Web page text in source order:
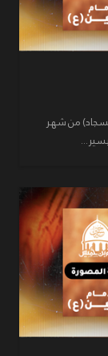
من شهر